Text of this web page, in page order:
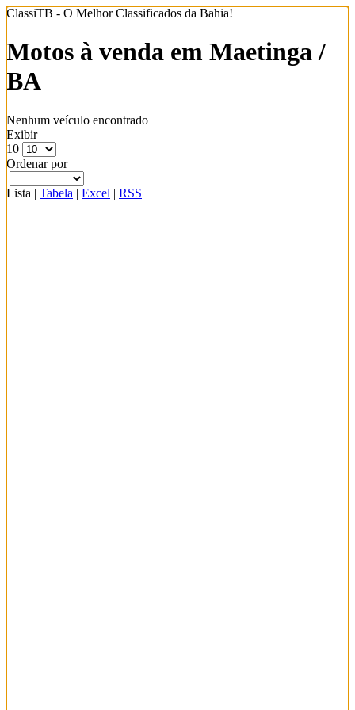
ClassiTB - O Melhor Classificados da Bahia!
Motos à venda em Maetinga /
BA
Nenhum veículo encontrado
Exibir
10
Ordenar por
Lista | Tabela | Excel | RSS